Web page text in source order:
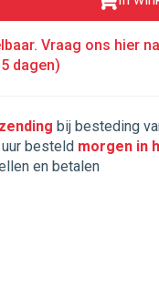
Vraag ons hier
dagen)
bij besteding
besteld morgen in
en betalen